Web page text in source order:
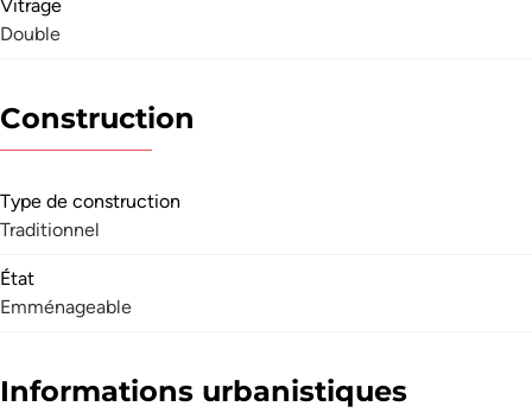
Vitrage
Double
Construction
Type de construction
Traditionnel
État
Emménageable
Informations urbanistiques